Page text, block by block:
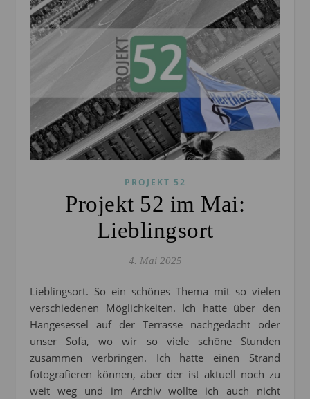
PROJEKT 52
Projekt 52 im Mai:
Lieblingsort
4. Mai 2025
Lieblingsort. So ein schönes Thema mit so vielen
verschiedenen Möglichkeiten. Ich hatte über den
Hängesessel auf der Terrasse nachgedacht oder
unser Sofa, wo wir so viele schöne Stunden
zusammen verbringen. Ich hätte einen Strand
fotografieren können, aber der ist aktuell noch zu
weit weg und im Archiv wollte ich auch nicht